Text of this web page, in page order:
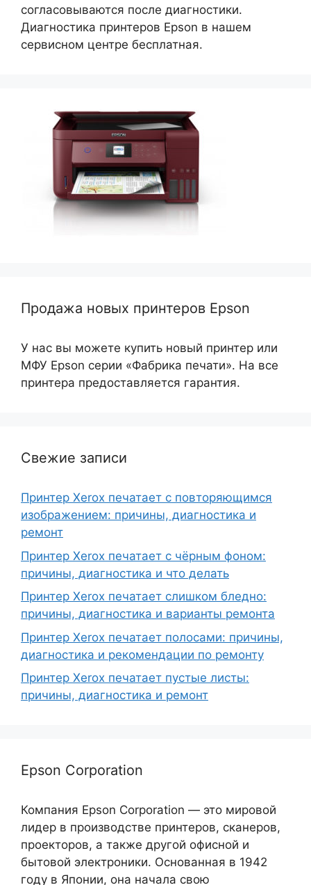
согласовываются после диагностики.
Диагностика принтеров Epson в нашем
сервисном центре бесплатная.
Продажа новых принтеров Epson
У нас вы можете купить новый принтер или
МФУ Epson серии «Фабрика печати». На все
принтера предоставляется гарантия.
Свежие записи
Принтер Xerox печатает с повторяющимся
изображением: причины, диагностика и
ремонт
Принтер Xerox печатает с чёрным фоном:
причины, диагностика и что делать
Принтер Xerox печатает слишком бледно:
причины, диагностика и варианты ремонта
Принтер Xerox печатает полосами: причины,
диагностика и рекомендации по ремонту
Принтер Xerox печатает пустые листы:
причины, диагностика и ремонт
Epson Corporation
Компания Epson Corporation — это мировой
лидер в производстве принтеров, сканеров,
проекторов, а также другой офисной и
бытовой электроники. Основанная в 1942
году в Японии, она начала свою